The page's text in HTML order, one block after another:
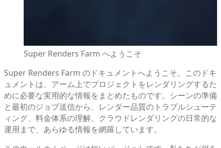
Super Renders Farm へようこそ
Super Renders Farm のドキュメントへようこそ。このドキ
ュメントは、アーム上でプロジェクトをレンダリングするた
めに必要な実用的な情報をまとめたものです。シーンの準備
と最初のジョブ送信から、レンダー品質のトラブルシューテ
ィング、料金体系の理解、クラウドレンダリングの日常的な
運用まで、あらゆる情報を網羅しています。